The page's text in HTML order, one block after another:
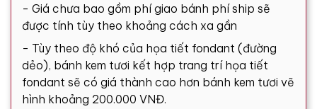
- Giá chưa bao gồm phí giao bánh phí ship sẽ
được tính tùy theo khoảng cách xa gần
- Tùy theo độ khó của họa tiết fondant (đường
dẻo), bánh kem tươi kết hợp trang trí họa tiết
fondant sẽ có giá thành cao hơn bánh kem tươi vẽ
hình khoảng 200.000 VNĐ.